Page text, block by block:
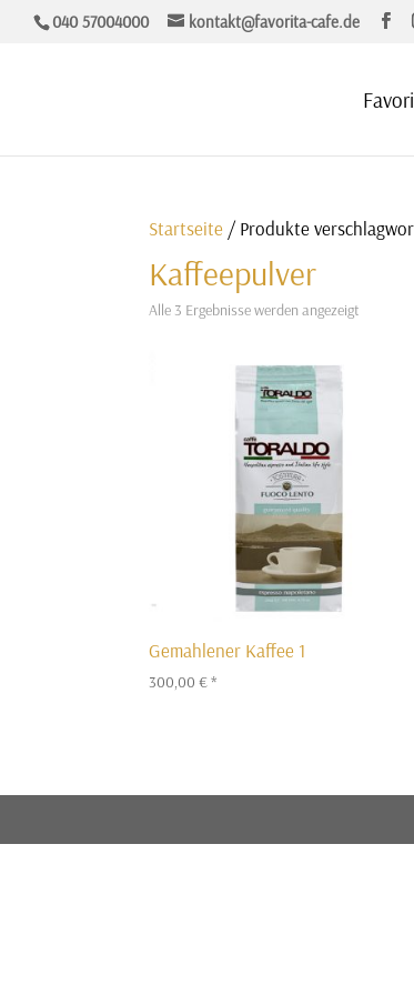
040 57004000 kontakt@favorita-cafe.de
Startseite / Produkte
Kaffeepulver
Alle 3 Ergebnisse werden angezeigt
Gemahlener Kaffee 1
300,00€*